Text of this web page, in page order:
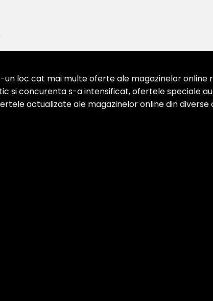
loc cat mai multe oferte ale magazinelor
si concurenta s-a intensificat, ofertele speciale
actualizate ale magazinelor online din diverse